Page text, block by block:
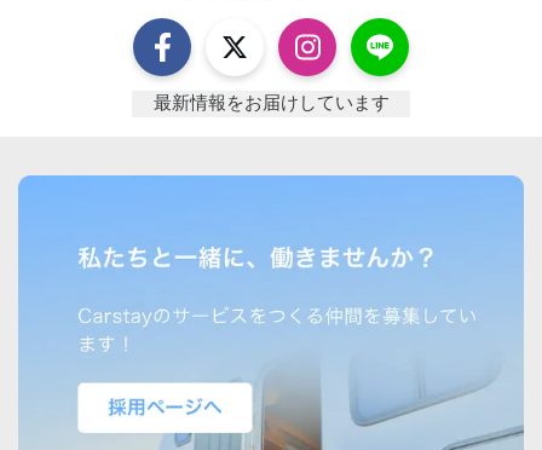
最新情報をお届けしています